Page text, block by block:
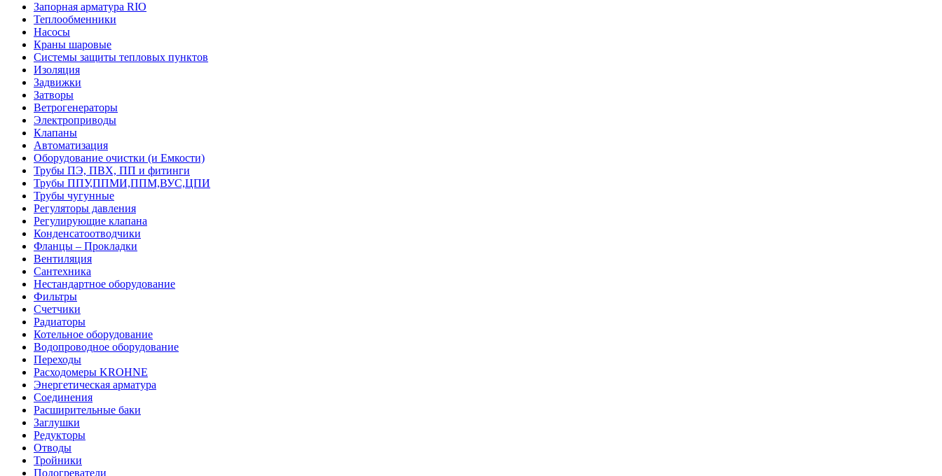
Запорная арматура RIO
Теплообменники
Насосы
Краны шаровые
Системы защиты тепловых пунктов
Изоляция
Задвижки
Затворы
Ветрогенераторы
Электроприводы
Клапаны
Автоматизация
Оборудование очистки (и Емкости)
Трубы ПЭ, ПВХ, ПП и фитинги
Трубы ППУ,ППМИ,ППМ,ВУС,ЦПИ
Трубы чугунные
Регуляторы давления
Регулирующие клапана
Конденсатоотводчики
Фланцы – Прокладки
Вентиляция
Сантехника
Нестандартное оборудование
Фильтры
Счетчики
Радиаторы
Котельное оборудование
Водопроводное оборудование
Переходы
Расходомеры KROHNE
Энергетическая арматура
Соединения
Расширительные баки
Заглушки
Редукторы
Отводы
Тройники
Подогреватели